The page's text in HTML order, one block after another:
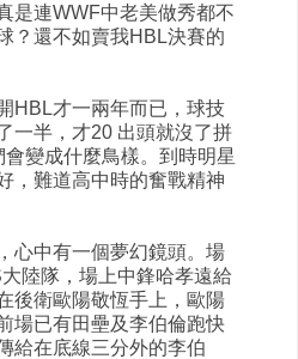
是連WWF中老美做秀都不
？還不如賣我HBL決賽的
HBL才一兩年而已，球技
一半，才20 出頭就沒了拼
變成什麼鳥樣。到時明星
，難道高中時的奮戰精神
心中有一個夢幻鏡頭。場
陸隊，場上中鋒哈孝遠給
後衛歐陽敬恆手上，歐陽
場已有田壘及李伯倫跑快
給在底線三分外的李伯